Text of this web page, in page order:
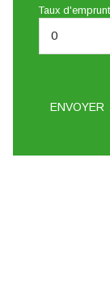
Taux
ENVOYER